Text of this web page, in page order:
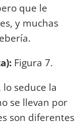
que le
y muchas
Figura 7.
seduce la
se llevan por
son diferentes